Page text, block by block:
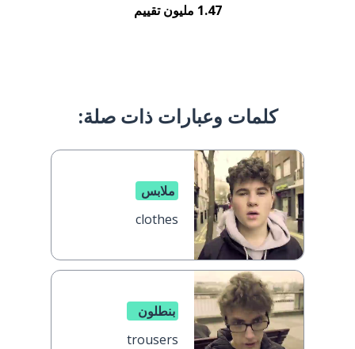
1.47 مليون تقييم
كلمات وعبارات ذات صلة:
ملابس
clothes
بنطلون
trousers